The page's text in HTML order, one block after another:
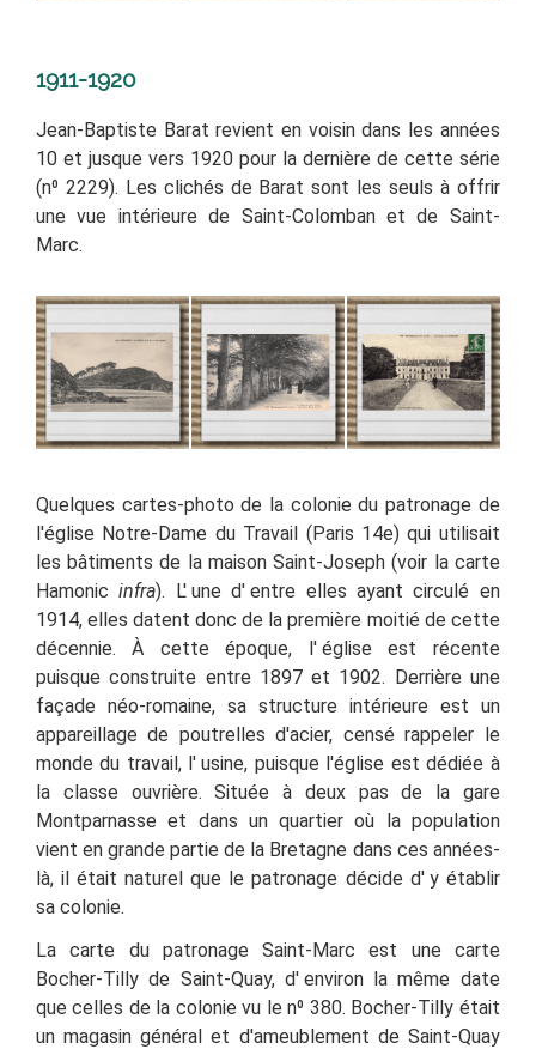
1911-1920
Jean-Baptiste Barat revient en voisin dans les années
10 et jusque vers 1920 pour la dernière de cette série
(n⁰ 2229). Les clichés de Barat sont les seuls à offrir
une vue intérieure de Saint-Colomban et de Saint-
Marc.
Quelques cartes-photo de la colonie du patronage de
l'église Notre-Dame du Travail (Paris 14e) qui utilisait
les bâtiments de la maison Saint-Joseph (voir la carte
Hamonicinfra). L' une d' entre elles ayant circulé en
1914, elles datent donc de la première moitié de cette
décennie. À cette époque, l' église est récente
puisque construite entre 1897 et 1902. Derrière une
façade néo-romaine, sa structure intérieure est un
appareillage de poutrelles d'acier, censé rappeler le
monde du travail, l' usine, puisque l'église est dédiée à
la classe ouvrière. Située à deux pas de la gare
Montparnasse et dans un quartier où la population
vient en grande partie de la Bretagne dans ces années-
là, il était naturel que le patronage décide d' y établir
sa colonie.
La carte du patronage Saint-Marc est une carte
Bocher-Tilly de Saint-Quay, d' environ la même date
que celles de la colonie vu le n⁰ 380. Bocher-Tilly était
un magasin général et d'ameublement de Saint-Quay